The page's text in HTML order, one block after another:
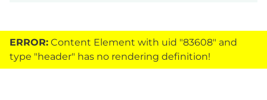
ERROR: Content Element with uid "83608" and
type "header" has no rendering definition!